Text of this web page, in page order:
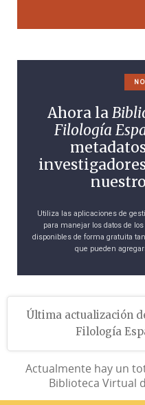
Ahora la
Filología
Utiliza las aplicaciones de
para manejar los datos de
disponibles de forma gratuita
que pueden
Última actualización
Filología
Actualmente hay un
Biblioteca Virtual